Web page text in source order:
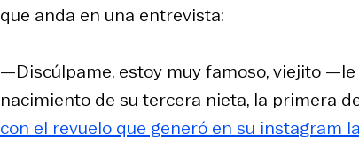
que anda en una entrevista:
—Discúlpame, estoy muy famoso, viejito
nacimiento de su tercera nieta, la primera
con el revuelo que generó en su instagram